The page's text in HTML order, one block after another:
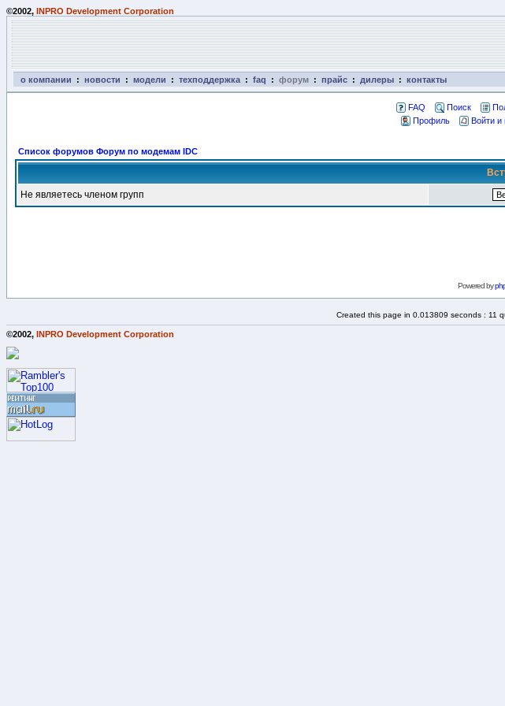
©2002, INPRO Development Corporation
о компании : новости : модели : техподдержка : faq : форум : прайс : дилеры : контакты
FAQ Поиск
Профиль
Войти и
Список форумов Форум по модемам IDC
Не являетесь членом групп
Powered by
Created this page in 0.013809 seconds : 11
©2002, INPRO Development Corporation